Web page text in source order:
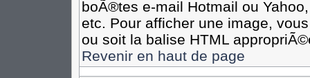
boÃ®tes e-mail Hotmail ou
etc. Pour afficher une image,
ou soit la balise HTML
Revenir en haut de page